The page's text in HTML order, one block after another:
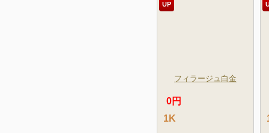
UP
フィラージュ白金
0円
1K